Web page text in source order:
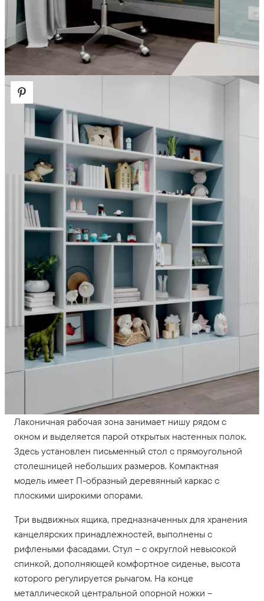
Лаконичная рабочая зона занимает нишу рядом с
окном и выделяется парой открытых настенных полок.
Здесь установлен письменный стол с прямоугольной
столешницей небольших размеров. Компактная
модель имеет П-образный деревянный каркас с
плоскими широкими опорами.
Три выдвижных ящика, предназначенных для хранения
канцелярских принадлежностей, выполнены с
рифлеными фасадами. Стул – с округлой невысокой
спинкой, дополняющей комфортное сиденье, высота
которого регулируется рычагом. На конце
металлической центральной опорной ножки –